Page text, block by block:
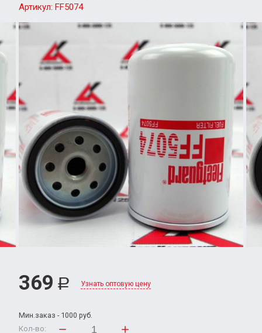
Артикул: FF5074
369 Р Узнать оптовую цену
Мин.заказ - 1000 руб.
Кол-во: